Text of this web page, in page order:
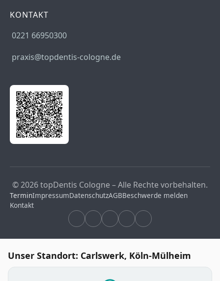
KONTAKT
0221 66950300
praxis@topdentis-cologne.de
© 2026 topDentis Cologne – Alle Rechte vorbehalten.
TerminImpressumDatenschutzAGBBeschwerde melden
Kontakt
Unser Standort: Carlswerk, Köln-Mülheim